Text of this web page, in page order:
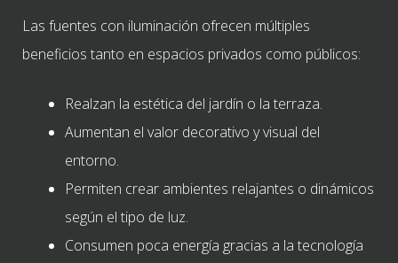
Las fuentes con iluminación ofrecen múltiples
beneficios tanto en espacios privados como públicos:
Realzan la estética del jardín o la terraza.
Aumentan el valor decorativo y visual del
entorno.
Permiten crear ambientes relajantes o dinámicos
según el tipo de luz.
Consumen poca energía gracias a la tecnología